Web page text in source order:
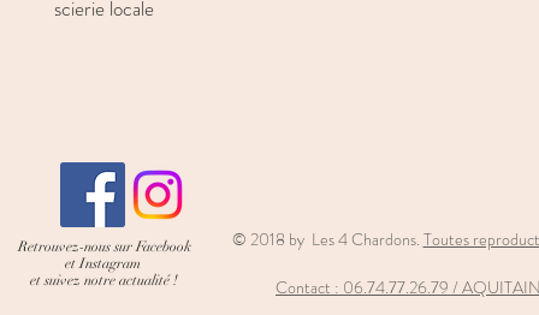
scierie locale
Retrouvez-nous sur Facebook
et Instagram
et suivez notre actualité !
© 2018 by Les 4 Chardons. Toutes
Contact : 06.74.77.26.79 /